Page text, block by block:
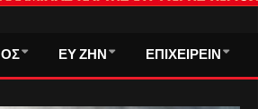
ΕΥ ΖΗΝ ΕΠΙΧΕΙΡΕΙΝ